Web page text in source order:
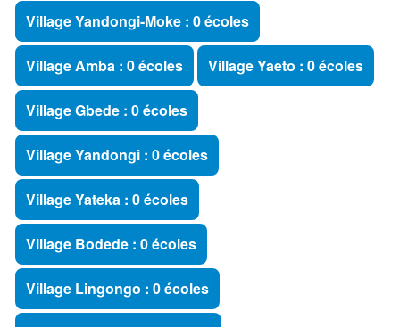
Village Yandongi-Moke : 0 écoles
Village Amba : 0 écoles Village Yaeto : 0 écoles
Village Gbede : 0 écoles
Village Yandongi : 0 écoles
Village Yateka : 0 écoles
Village Bodede : 0 écoles
Village Lingongo : 0 écoles